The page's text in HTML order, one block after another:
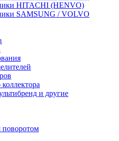
HITACHI (HENVO)
SAMSUNG / VOLVO
и другие